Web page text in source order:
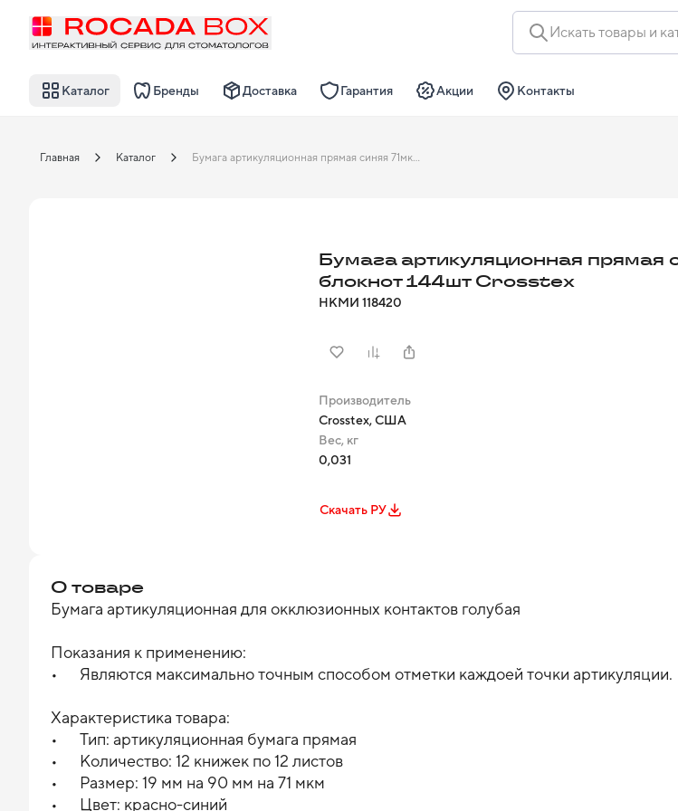
Искать товары и
Каталог Бренды Доставка Гарантия Акции Контакты
Главная Каталог Бумага артикуляционная прямая синяя 71мкм блокнот 144шт Crosstex
Бумага артикуляционная прямая
блокнот 144шт Crosstex
НКМИ 118420
Производитель
Crosstex, США
Вес, кг
0,031
Скачать РУ
О товаре
Бумага артикуляционная для окклюзионных контактов голубая
Показания к применению:
•	Являются максимально точным способом отметки каждоей точки артикуляции.
Характеристика товара:
•	Тип: артикуляционная бумага прямая
•	Количество: 12 книжек по 12 листов
•	Размер: 19 мм на 90 мм на 71 мкм
•	Цвет: красно-синий